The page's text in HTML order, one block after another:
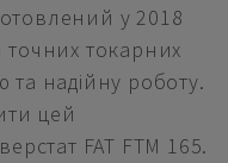
у 2018
точних токарних
та надійну роботу.
цей
FAT FTM 165.